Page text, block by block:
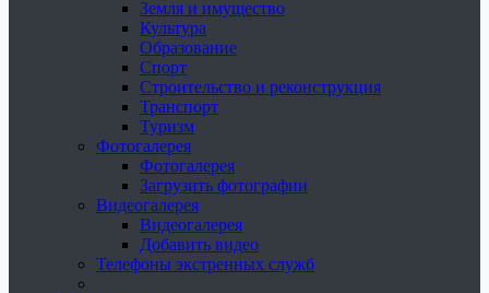
Земля и имущество
Культура
Образование
Спорт
Строительство и реконструкция
Транспорт
Туризм
Фотогалерея
Фотогалерея
Загрузить фотографии
Видеогалерея
Видеогалерея
Добавить видео
Телефоны экстренных служб